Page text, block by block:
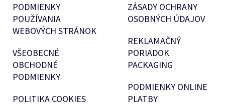
PODMIENKY
POUŽÍVANIA
WEBOVÝCH STRÁNOK
VŠEOBECNÉ
OBCHODNÉ
PODMIENKY
POLITIKA COOKIES
ZÁSADY OCHRANY
OSOBNÝCH ÚDAJOV
REKLAMAČNÝ
PORIADOK
PACKAGING
PODMIENKY ONLINE
PLATBY